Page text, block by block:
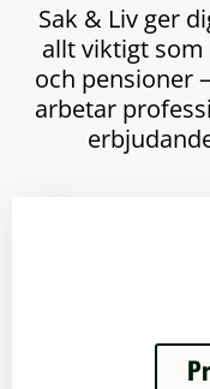
Sak & Liv ger
allt viktigt
och pensioner
arbetar